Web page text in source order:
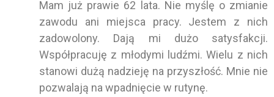
Mam już prawie 62 lata. Nie myślę o zmianie
zawodu ani miejsca pracy. Jestem z nich
zadowolony. Dają mi dużo satysfakcji.
Współpracuję z młodymi ludźmi. Wielu z nich
stanowi dużą nadzieję na przyszłość. Mnie nie
pozwalają na wpadnięcie w rutynę.